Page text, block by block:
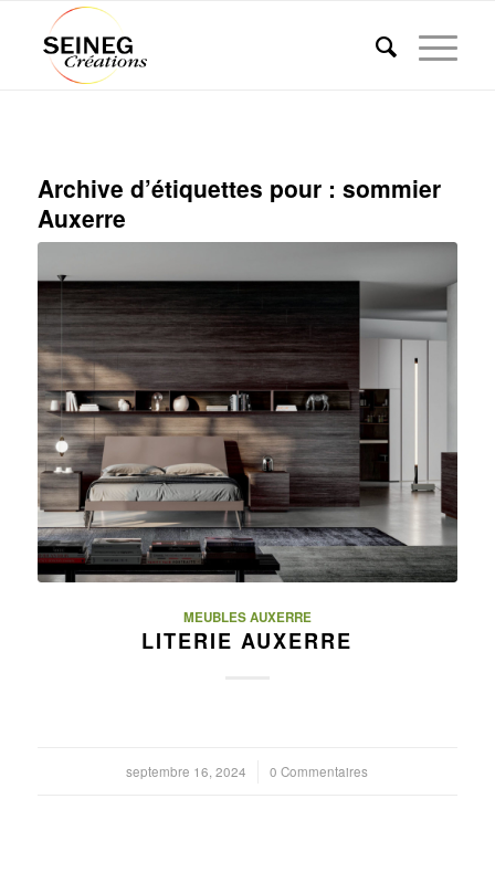
Archive d’étiquettes pour : sommier
Auxerre
MEUBLES AUXERRE
LITERIE AUXERRE
septembre 16, 2024
/ 0 Commentaires